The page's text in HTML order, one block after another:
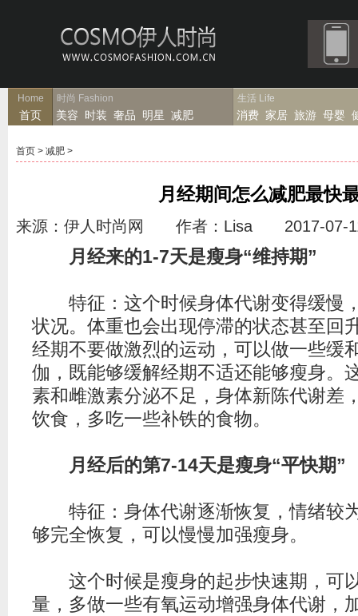
Home
首页
时尚 Fashion
美容 时装 奢品 明星 减肥
生活 Life
消费 家居 旅游 母婴
首页 > 减肥 >
月经期间怎么减肥最快
来源：伊人时尚网 作者：Lisa 2017-07-
月经来的1-7天是瘦身“维持期”
特征：这个时候身体代谢变得缓慢
状况。体重也会出现停滞的状态甚至回
经期不要做激烈的运动，可以做一些缓
伽，既能够缓解经期不适还能够瘦身。
素和雌激素分泌不足，身体新陈代谢差
饮食，多吃一些补铁的食物。
月经后的第7-14天是瘦身“平快期”
特征：身体代谢逐渐恢复，情绪较
够完全恢复，可以慢慢加强瘦身。
这个时候是瘦身的起步快速期，可
量，多做一些有氧运动增强身体代谢，